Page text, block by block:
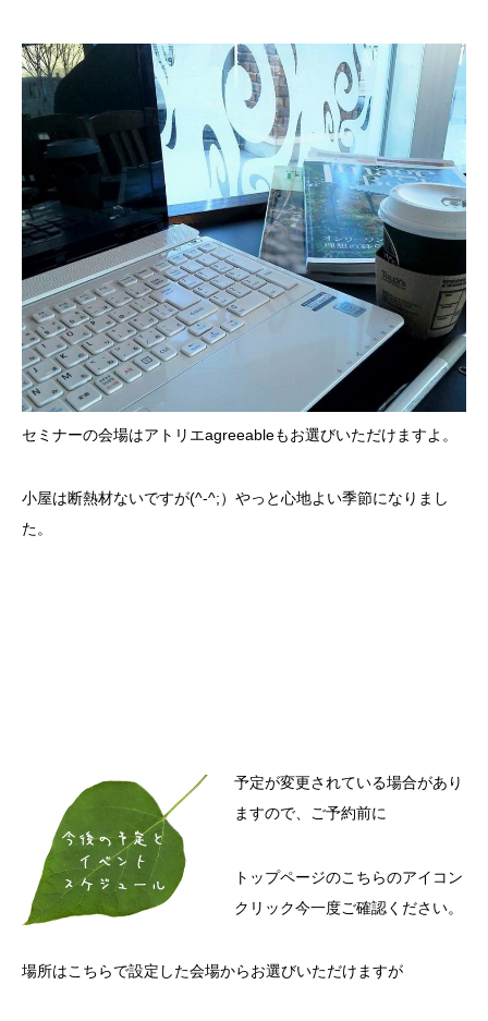
セミナーの会場はアトリエagreeableもお選びいただけますよ。
小屋は断熱材ないですが(^-^;）やっと心地よい季節になりまし
た。
予定が変更されている場合があり
ますので、ご予約前に
トップページのこちらのアイコン
クリック今一度ご確認ください。
場所はこちらで設定した会場からお選びいただけますが